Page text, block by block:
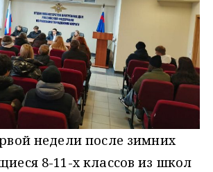
недели после зимних
8-11-х классов из школ